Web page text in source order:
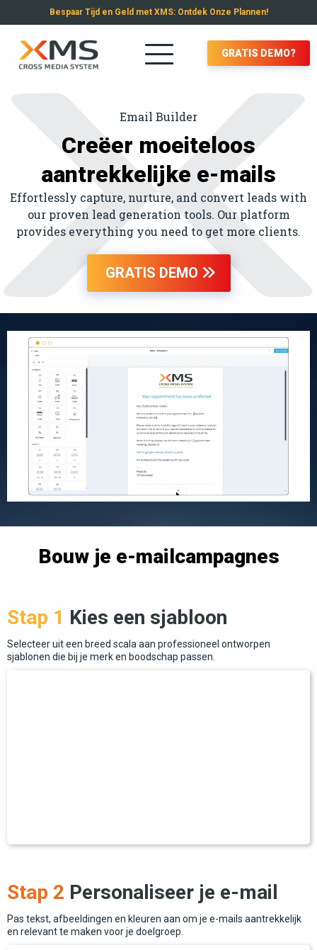
Bespaar Tijd en Geld met XMS: Ontdek Onze Plannen!
GRATIS DEMO?
Email Builder
Creëer moeiteloos
aantrekkelijke e-mails
Effortlessly capture, nurture, and convert leads with
our proven lead generation tools. Our platform
provides everything you need to get more clients.
GRATIS DEMO
Bouw je e-mailcampagnes
Stap 1 Kies een sjabloon
Selecteer uit een breed scala aan professioneel ontworpen
sjablonen die bij je merk en boodschap passen.
Stap 2 Personaliseer je e-mail
Pas tekst, afbeeldingen en kleuren aan om je e-mails aantrekkelijk
en relevant te maken voor je doelgroep.